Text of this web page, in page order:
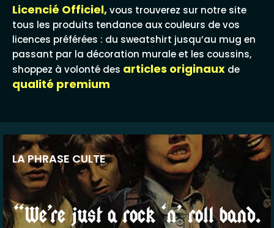
Licencié Officiel,vous trouverez sur notre site
tous les produits tendance aux couleurs de vos
licences préférées : du sweatshirt jusqu’au mug en
passant par la décoration murale et les coussins,
shoppez à volonté des articles originaux de
qualité premium
LA PHRASE CULTE
“We’re just a rock ‘n’ roll band.